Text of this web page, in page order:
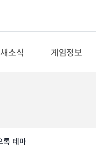
새소식 게임정보
톡 테마